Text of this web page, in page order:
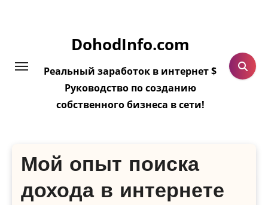
DohodInfo.com
Реальный заработок в интернет $
Руководство по созданию
собственного бизнеса в сети!
Мой опыт поиска
дохода в интернете